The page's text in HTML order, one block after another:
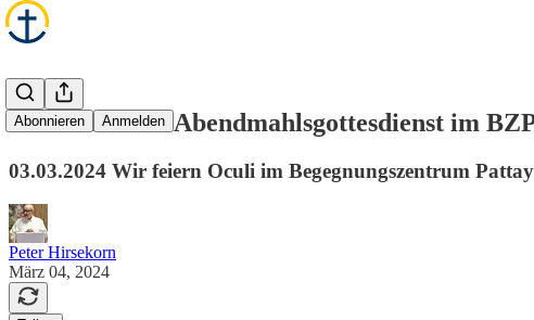
Abonnieren Anmelden
Das war unser Abendmahlsgottesdienst im
03.03.2024 Wir feiern Oculi im Begegnungszentrum
Peter Hirsekorn
März 04, 2024